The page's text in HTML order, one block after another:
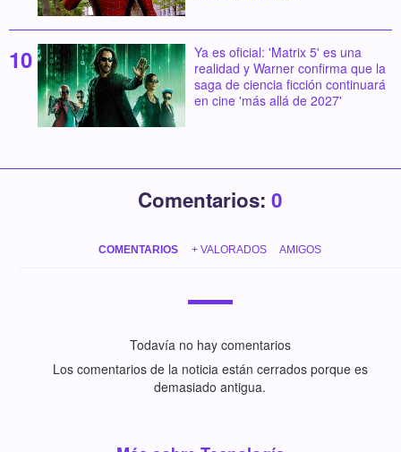
Ya es oficial: 'Matrix 5' es una
realidad y Warner confirma que la
saga de ciencia ficción continuará
en cine 'más allá de 2027'
Comentarios: 0
COMENTARIOS + VALORADOS AMIGOS
Todavía no hay comentarios
Los comentarios de la noticia están cerrados porque es
demasiado antigua.